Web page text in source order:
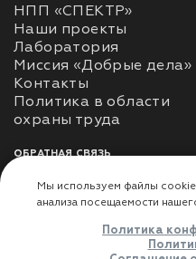
НПП «СПЕКТР»
Наши проекты
Лаборатория
Миссия «Добрые дела»
Контакты
Политика в области
ОБРАТНАЯ СВЯЗЬ
Использование
использования личных